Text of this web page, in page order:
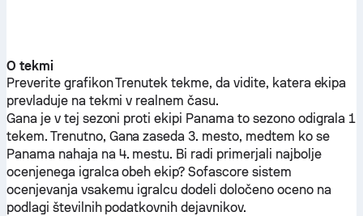
O tekmi
Preverite grafikon Trenutek tekme, da vidite, katera ekipa
prevladuje na tekmi v realnem času.
Gana je v tej sezoni proti ekipi Panama to sezono odigrala 1
tekem. Trenutno, Gana zaseda 3. mesto, medtem ko se
Panama nahaja na 4. mestu. Bi radi primerjali najbolje
ocenjenega igralca obeh ekip? Sofascore sistem
ocenjevanja vsakemu igralcu dodeli določeno oceno na
podlagi številnih podatkovnih dejavnikov.